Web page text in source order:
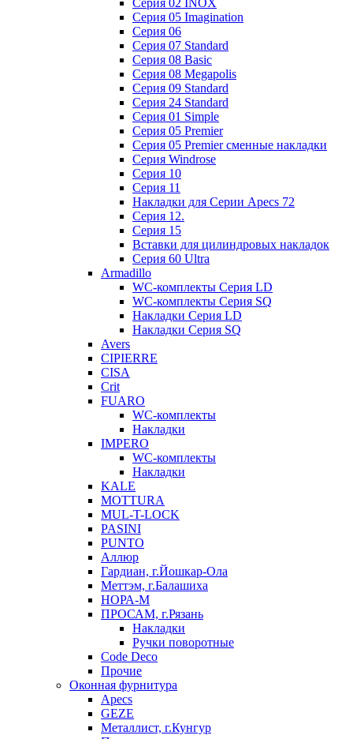
Cерия 02 INOX
Cерия 05 Imagination
Cерия 06
Cерия 07 Standard
Cерия 08 Basic
Cерия 08 Megapolis
Cерия 09 Standard
Cерия 24 Standard
Серия 01 Simple
Серия 05 Premier
Серия 05 Premier сменные накладки
Cерия Windrose
Серия 10
Серия 11
Накладки для Серии Apecs 72
Серия 12.
Серия 15
Вставки для цилиндровых накладок
Серия 60 Ultra
Armadillo
WC-комплекты Серия LD
WC-комплекты Серия SQ
Накладки Серия LD
Накладки Серия SQ
Avers
CIPIERRE
CISA
Crit
FUARO
WC-комплекты
Накладки
IMPERO
WC-комплекты
Накладки
KALE
MOTTURA
MUL-T-LOCK
PASINI
PUNTO
Аллюр
Гардиан, г.Йошкар-Ола
Меттэм, г.Балашиха
НОРА-М
ПРОСАМ, г.Рязань
Накладки
Ручки поворотные
Code Deco
Прочие
Оконная фурнитура
Apecs
GEZE
Металлист, г.Кунгур